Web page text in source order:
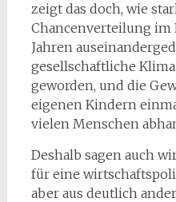
zeigt das doch, wie
Chancenverteilung im
Jahren
gesellschaftliche
geworden, und die
eigenen Kindern
vielen Menschen
Deshalb sagen auch
für eine
aber aus deutlich